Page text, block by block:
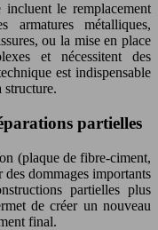
incluent le remplacement
armatures métalliques,
ou la mise en place
et nécessitent des
est indispensable
structure.
partielles
(plaque de fibre-ciment,
dommages importants
partielles plus
de créer un nouveau
final.